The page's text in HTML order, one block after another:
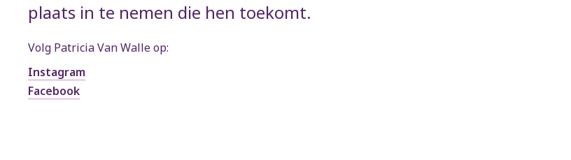
plaats in te nemen die hen toekomt.
Volg Patricia Van Walle op:
Instagram
Facebook